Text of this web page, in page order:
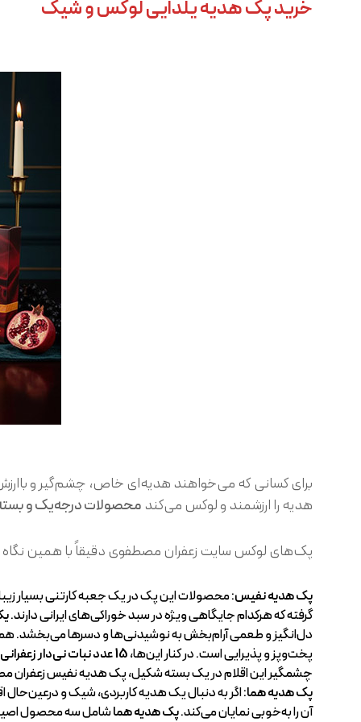
خرید پک هدیه یلدایی لوکس و شیک
برای کسانی که می‌خواهند هدیه‌ای خاص، چشم‌گیر و
هدیه را ارزشمند و لوکس می‌کند محصولات درجه‌یک و
پک‌های لوکس سایت زعفران مصطفوی دقیقاً با همین
پک هدیه نفیس: محصولات این پک در یک جعبه کارتنی بسیار
گرفته که هرکدام جایگاهی ویژه در سبد خوراکی‌های ایرانی دارند.
دل‌انگیز و طعمی آرام‌بخش به نوشیدنی‌ها و دسرها می‌بخشد.
پخت‌وپز و پذیرایی است. در کنار این‌ها،15 عدد نبات نی‌دار زعفرانی
چشمگیر این اقلام در یک بسته شکیل، پک هدیه نفیس زعفران
پک هدیه هما: اگر به دنبال یک هدیه کاربردی، شیک و
آن را به‌خوبی نمایان می‌کند.پک هدیه هماشامل سه محصول اصیل